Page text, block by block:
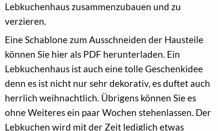
Lebkuchenhaus zusammenzubauen und zu
verzieren.
Eine Schablone zum Ausschneiden der Hausteile
können Sie hier als PDF herunterladen. Ein
Lebkuchenhaus ist auch eine tolle Geschenkidee
denn es ist nicht nur sehr dekorativ, es duftet auch
herrlich weihnachtlich. Übrigens können Sie es
ohne Weiteres ein paar Wochen stehenlassen. Der
Lebkuchen wird mit der Zeit lediglich etwas